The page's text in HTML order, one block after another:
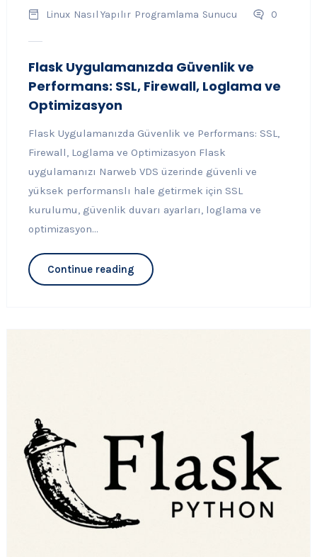
Linux Nasıl Yapılır Programlama Sunucu 0
Flask Uygulamanızda Güvenlik ve
Performans: SSL, Firewall, Loglama ve
Optimizasyon
Flask Uygulamanızda Güvenlik ve Performans: SSL,
Firewall, Loglama ve Optimizasyon Flask
uygulamanızı Narweb VDS üzerinde güvenli ve
yüksek performanslı hale getirmek için SSL
kurulumu, güvenlik duvarı ayarları, loglama ve
optimizasyon...
Continue reading